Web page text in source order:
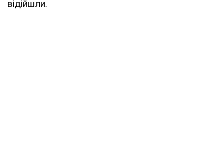
відійшли.